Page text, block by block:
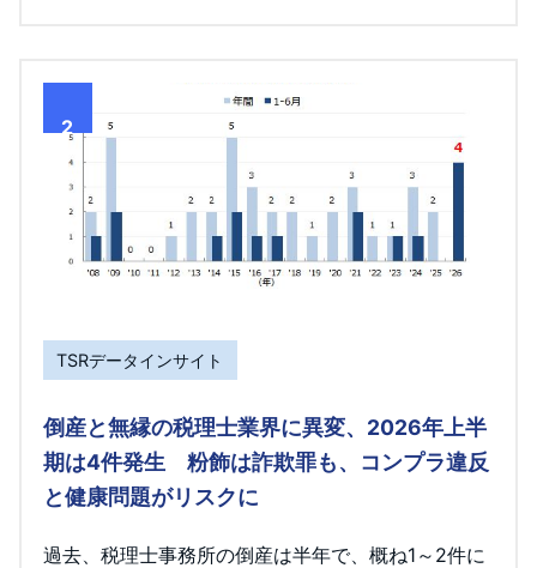
2
TSRデータインサイト
倒産と無縁の税理士業界に異変、2026年上半
期は4件発生 粉飾は詐欺罪も、コンプラ違反
と健康問題がリスクに
過去、税理士事務所の倒産は半年で、概ね1～2件に